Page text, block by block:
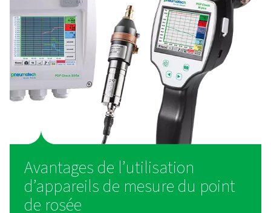
Contrôleurs de point de rosée PDP Check
Le PDP Check 500 S2/S1 est un contrôleur de point de
haute précision conçu pour les sécheurs par
membrane et par adsorption. Avec un affichage